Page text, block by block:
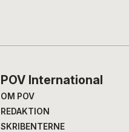
POV International
OM POV
REDAKTION
SKRIBENTERNE